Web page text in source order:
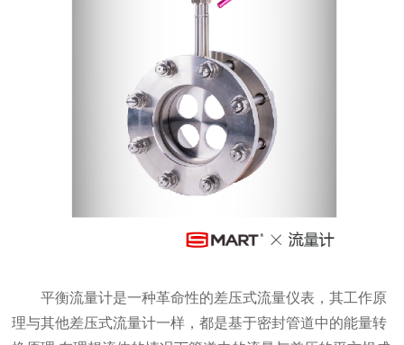
平衡流量计是一种革命性的差压式流量仪表，其工作原
理与其他差压式流量计一样，都是基于密封管道中的能量转